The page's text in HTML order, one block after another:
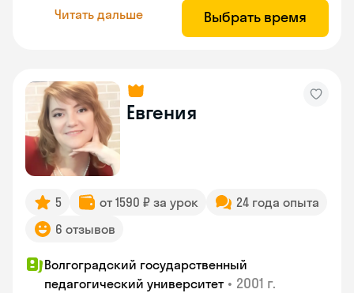
Читать дальше Выбрать время
Евгения
5 от 1590 ₽ за урок
24 года опыта
6 отзывов
Волгоградский государственный
педагогический университет • 2001 г.